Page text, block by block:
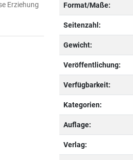
Erziehung
Format/Maße:
Seitenzahl:
Gewicht:
Veröffentlichung:
Verfügbarkeit:
Kategorien:
Auflage:
Verlag: